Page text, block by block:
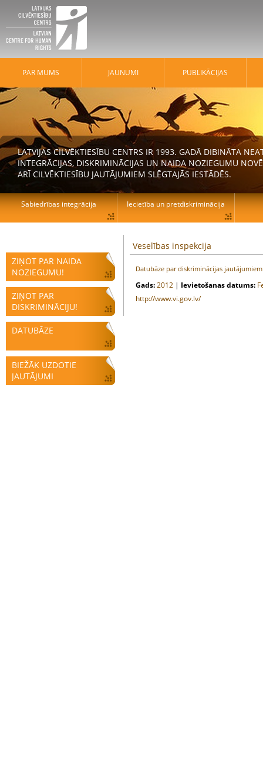
ZIŅOT PAR NAIDA
NOZIEGUMU!
ZIŅOT PAR
DISKRIMINĀCIJU!
DATUBĀZE
BIEŽĀK UZDOTIE
JAUTĀJUMI
Veselības inspekcija
Datubāze par diskriminācijas
Gads:2012 | Ievietošanas datums:
http://www.vi.gov.lv/
PAR MUMS JAUNUMI PUBLIKĀCIJAS
LATVIJAS CILVĒKTIESĪBU CENTRS IR 1993. GADĀ DIBINĀTA
INTEGRĀCIJAS, DISKRIMINĀCIJAS UN NAIDA NOZIEGUMU
ARĪ CILVĒKTIESĪBU JAUTĀJUMIEM SLĒGTAJĀS IESTĀDĒS.
Sabiedrības integrācija Iecietība un pretdiskriminācija